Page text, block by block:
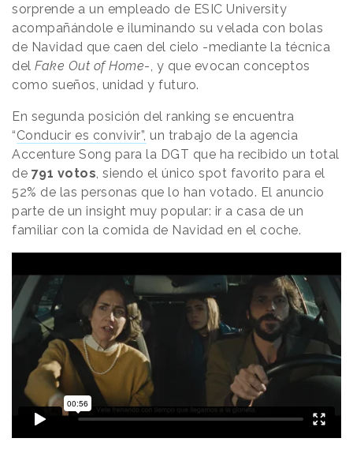
sorprende a un empleado de ESIC University
acompañándole e iluminando su velada con bolas
de Navidad que caen del cielo -mediante la técnica
del Fake Out of Home-, y que evocan conceptos
como sueños, unidad y futuro.
En segunda posición del ranking se encuentra
“Conducir es convivir”, un trabajo de la agencia
Accenture Song para la DGT que ha recibido un total
de 791 votos , siendo el único spot favorito para el
52% de las personas que lo han votado. El anuncio
parte de un insight muy popular: ir a casa de un
familiar con la comida de Navidad en el coche.